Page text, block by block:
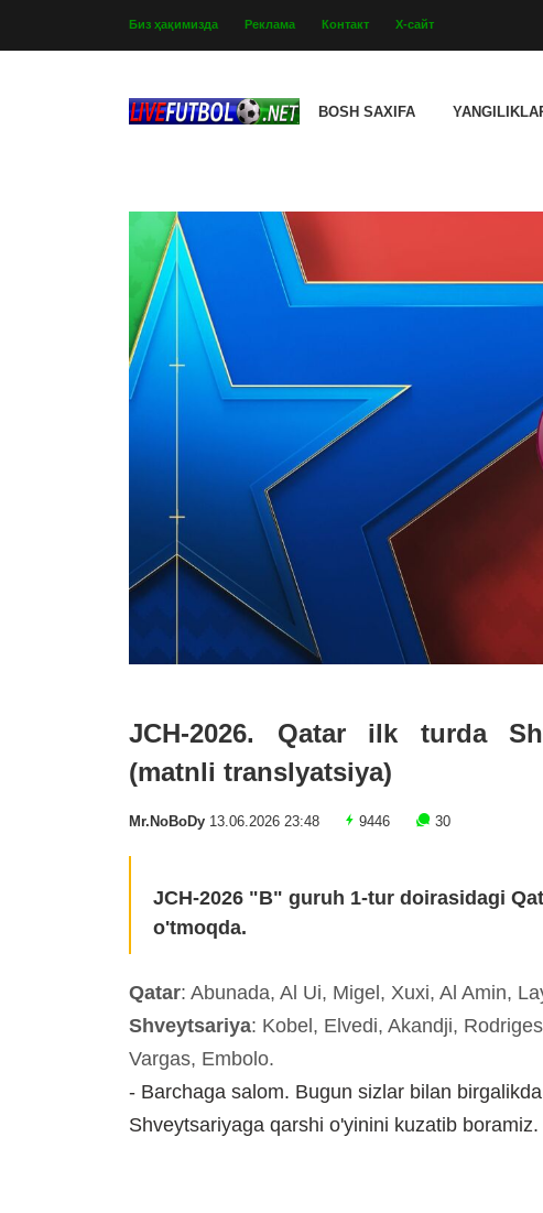
Биз ҳақимизда Реклама Контакт Х-сайт
BOSH SAXIFA
JCH-2026. Qatar ilk turda
(matnli translyatsiya)
Mr.NoBoDy 13.06.2026 23:48 9446 30
JCH-2026 "B" guruh 1-tur doirasidagi
o'tmoqda.
Qatar: Abunada, Al Ui, Migel, Xuxi, Al Amin,
Shveytsariya: Kobel, Elvedi, Akandji,
Vargas, Embolo.
- Barchaga salom. Bugun sizlar bilan
Shveytsariyaga qarshi o'yinini kuzatib boramiz.